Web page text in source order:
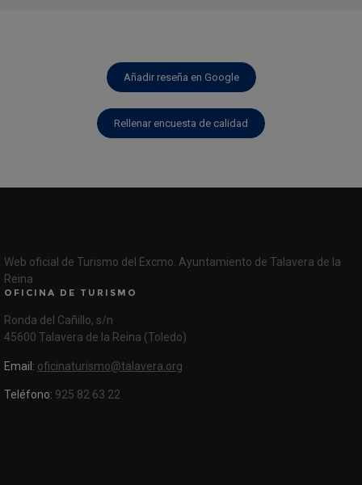
Añadir reseña en Google
Rellenar encuesta de calidad
Web oficial de Turismo del Excmo. Ayuntamiento de Talavera de la
Reina
OFICINA DE TURISMO
Ronda del Cañillo, s/n
45600 Talavera de la Reina (Toledo)
Email: oficinaturismo@talavera.org
Teléfono: 925 82 63 22